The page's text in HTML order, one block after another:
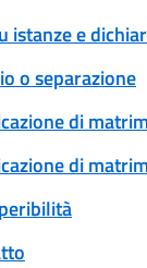
istanze e
o separazione
di
di